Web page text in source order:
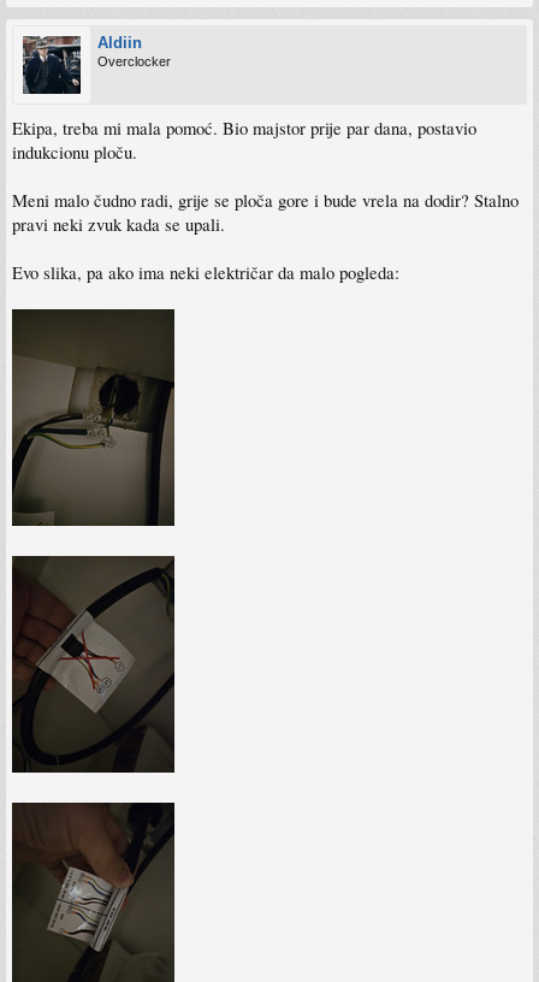
Aldiin
Overclocker
Ekipa, treba mi mala pomoć. Bio majstor prije par dana, postavio
indukcionu ploču.
Meni malo čudno radi, grije se ploča gore i bude vrela na dodir? Stalno
pravi neki zvuk kada se upali.
Evo slika, pa ako ima neki električar da malo pogleda: